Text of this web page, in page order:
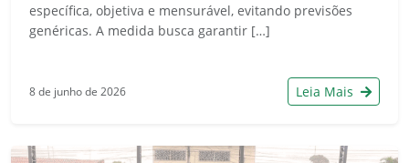
específica, objetiva e mensurável, evitando previsões
genéricas. A medida busca garantir […]
8 de junho de 2026 Leia Mais